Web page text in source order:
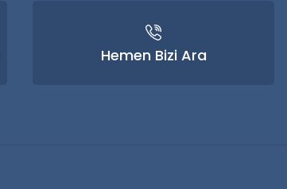
Hemen Bizi Ara